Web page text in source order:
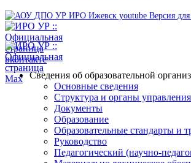
Версия
Сведения об образовательной
Основные сведения
Структура и органы
Документы
Образование
Образовательные стандарты и
Руководство
Педагогический (научно-